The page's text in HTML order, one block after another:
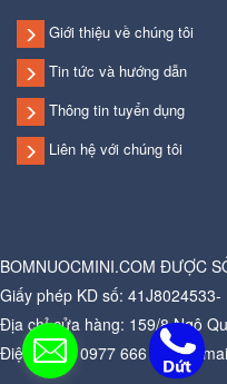
Giới thiệu về chúng tôi
Tin tức và hướng dẫn
Thông tin tuyển dụng
Liên hệ với chúng tôi
BOMNUOCMINI.COM ĐƯỢC
Giấy phép KD số:
Địa chỉ cửa hàng: 159/8 Ngô
Điện thoại: 0977 666 881 -